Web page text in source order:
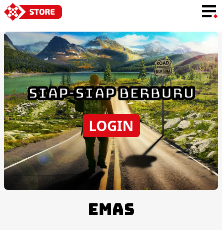
BAHASA
SIAP-SIAP BERBURU
LOGIN
EMAS